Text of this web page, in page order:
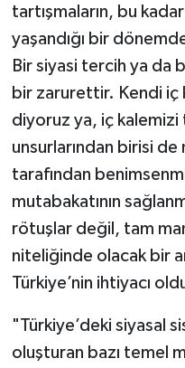
tartışmaların, bu
yaşandığı bir
Bir siyasi tercih ya da
bir zarurettir. Kendi iç
diyoruz ya, iç
unsurlarından birisi
tarafından
mutabakatının
rötuşlar değil, tam
niteliğinde olacak bir
Türkiye’nin ihtiyacı
"Türkiye’deki siyasal
oluşturan bazı temel